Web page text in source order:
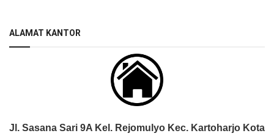
ALAMAT KANTOR
Jl. Sasana Sari 9A Kel. Rejomulyo Kec. Kartoharjo Kota